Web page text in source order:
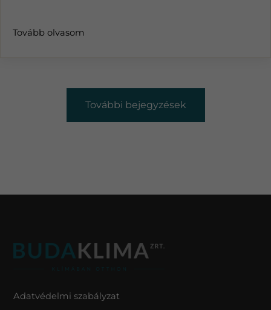
Tovább olvasom
További bejegyzések
Adatvédelmi szabályzat